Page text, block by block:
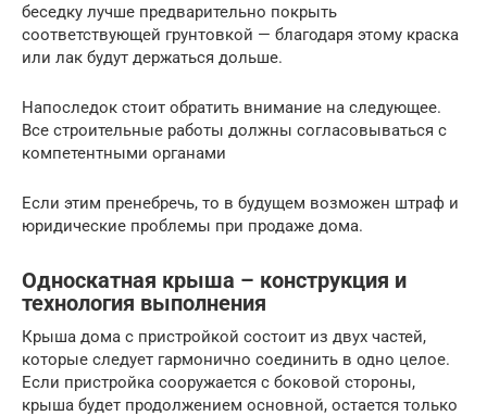
беседку лучше предварительно покрыть
соответствующей грунтовкой — благодаря этому краска
или лак будут держаться дольше.
Напоследок стоит обратить внимание на следующее.
Все строительные работы должны согласовываться с
компетентными органами
Если этим пренебречь, то в будущем возможен штраф и
юридические проблемы при продаже дома.
Односкатная крыша – конструкция и
технология выполнения
Крыша дома с пристройкой состоит из двух частей,
которые следует гармонично соединить в одно целое.
Если пристройка сооружается с боковой стороны,
крыша будет продолжением основной, остается только